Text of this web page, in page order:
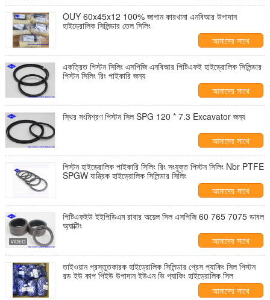
যোগাযোগ করুন
OUY 60x45x12 100% জাপান কারখানা এনবিআর উপাদান
হাইড্রোলিক সিলিন্ডার তেল সিলিং
আমাদের সাথে
যোগাযোগ করুন
একত্রিত পিস্টন সিলিং এসপিজি এনবিআর পিটিএফই হাইড্রোলিক সিলিন্ডার
পিস্টন সিলিং রিং পাইকারি জন্য
আমাদের সাথে
যোগাযোগ করুন
স্থির সংমিশ্রণ পিস্টন সিল SPG 120 * 7.3 Excavator জন্য
আমাদের সাথে
যোগাযোগ করুন
পিস্টন হাইড্রোলিক পাইকারি সিলিং রিং সংযুক্ত পিস্টন সিলিং Nbr PTFE
SPGW যান্ত্রিক হাইড্রোলিক সিলিন্ডার সিলিং
আমাদের সাথে
যোগাযোগ করুন
পিটিএফইউ ইইপিডিএম রাবার অয়েল সিল এসপিজি 60 765 7075 ডাবল
অ্যাক্টিং
আমাদের সাথে
যোগাযোগ করুন
তাইওয়ান প্রস্তুতকারক হাইড্রোলিক সিলিন্ডার প্রেস প্যাকিং সিল পিস্টন
রড ইউ কাপ পিইউ উপাদান ইউএন ভি প্যাকিং হাইড্রোলিক সিল
আমাদের সাথে